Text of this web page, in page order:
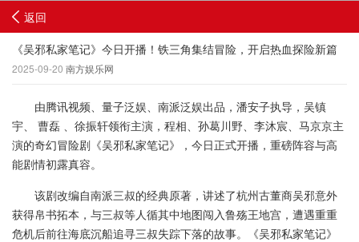
返回
《吴邪私家笔记》今日开播！铁三角集结冒险，开启热血探险新篇
2025-09-20 南方娱乐网
由腾讯视频、量子泛娱、南派泛娱出品，潘安子执导，吴镇
宇、 曹磊 、徐振轩领衔主演，程相、孙葛川野、李沐宸、马京京主
演的奇幻冒险剧《吴邪私家笔记》，今日正式开播，重磅阵容与高
能剧情初露真容。
该剧改编自南派三叔的经典原著，讲述了杭州古董商吴邪意外
获得帛书拓本，与三叔等人循其中地图闯入鲁殇王地宫，遭遇重重
危机后前往海底沉船追寻三叔失踪下落的故事。《吴邪私家笔记》